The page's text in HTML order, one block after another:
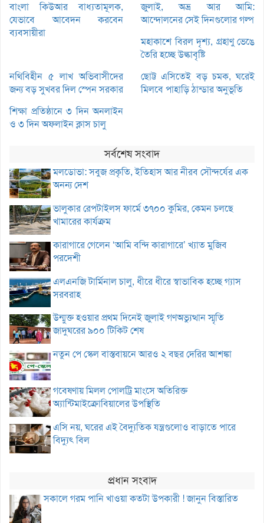
বাংলা কিউআর বাধ্যতামূলক,
যেভাবে আবেদন করবেন
ব্যবসায়ীরা
জুলাই, অভ্র আর আমি:
আন্দোলনের সেই দিনগুলোর গল্প
মহাকাশে বিরল দৃশ্য, গ্রহাণু ভেঙে
তৈরি হচ্ছে উল্কাবৃষ্টি
নথিবিহীন ৫ লাখ অভিবাসীদের
জন্য বড় সুখবর দিল স্পেন সরকার
ছোট্ট এসিতেই বড় চমক, ঘরেই
মিলবে পাহাড়ি ঠান্ডার অনুভূতি
শিক্ষা প্রতিষ্ঠানে ৩ দিন অনলাইন
ও ৩ দিন অফলাইন ক্লাস চালু
সর্বশেষ সংবাদ
মলডোভা: সবুজ প্রকৃতি, ইতিহাস আর নীরব সৌন্দর্যের এক
অনন্য দেশ
ভালুকার রেপটাইলস ফার্মে ৩৭০০ কুমির, কেমন চলছে
খামারের কার্যক্রম
কারাগারে গেলেন ‘আমি বন্দি কারাগারে’ খ্যাত মুজিব
পরদেশী
এলএনজি টার্মিনাল চালু, ধীরে ধীরে স্বাভাবিক হচ্ছে গ্যাস
সরবরাহ
উন্মুক্ত হওয়ার প্রথম দিনেই জুলাই গণঅভ্যুত্থান স্মৃতি
জাদুঘরের ৯০০ টিকিট শেষ
নতুন পে স্কেল বাস্তবায়নে আরও ২ বছর দেরির আশঙ্কা
গবেষণায় মিলল পোলট্রি মাংসে অতিরিক্ত
অ্যান্টিমাইক্রোবিয়ালের উপস্থিতি
এসি নয়, ঘরের এই বৈদ্যুতিক যন্ত্রগুলোও বাড়াতে পারে
বিদ্যুৎ বিল
প্রধান সংবাদ
সকালে গরম পানি খাওয়া কতটা উপকারী ! জানুন বিস্তারিত